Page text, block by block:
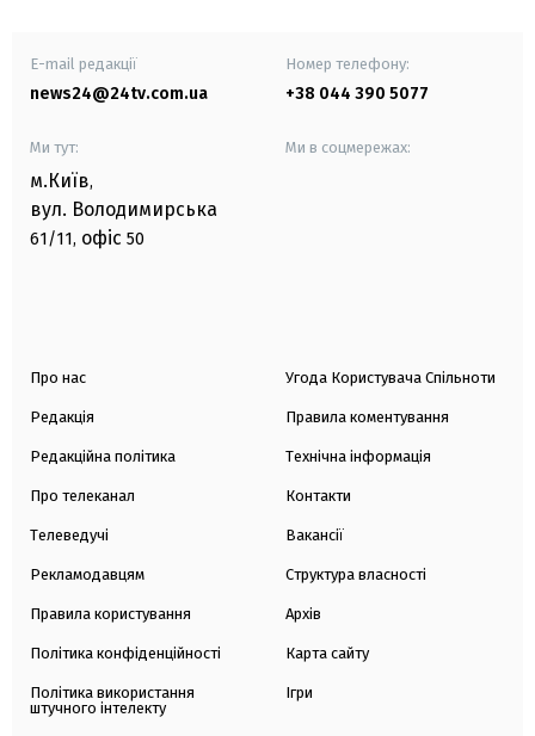
E-mail редакції
news24@24tv.com.ua
Номер телефону:
+38 044 390 5077
Ми тут:
м.Київ,
вул. Володимирська
61/11, офіс 50
Ми в соцмережах:
Про нас
Редакція
Редакційна політика
Про телеканал
Телеведучі
Рекламодавцям
Правила користування
Політика конфіденційності
Політика використання
штучного інтелекту
Угода Користувача Спільноти
Правила коментування
Технічна інформація
Контакти
Вакансії
Структура власності
Архів
Карта сайту
Ігри